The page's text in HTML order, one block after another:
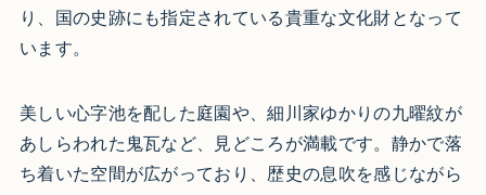
り、国の史跡にも指定されている貴重な文化財となって
います。
美しい心字池を配した庭園や、細川家ゆかりの九曜紋が
あしらわれた鬼瓦など、見どころが満載です。静かで落
ち着いた空間が広がっており、歴史の息吹を感じながら